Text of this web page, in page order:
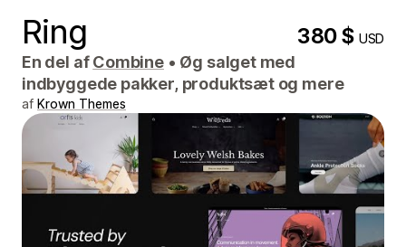
Ring 380 $USD
En del afCombine • Øg salget med
indbyggede pakker, produktsæt og mere
af Krown Themes